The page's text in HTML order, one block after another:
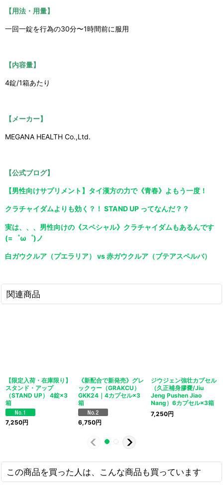
【用法・用量】
一回一錠を行為の30分〜1時間前に服用
【内容量】
4錠/1箱あたり
【メーカー】
MEGANA HEALTH Co.,Ltd.
【公式ブログ】
【男性向けサプリメント】タイ漢方の力で《青春》よもう一度！
クラチャイダムよりも効く？！ STAND UP ってなんだ？？
実は、、、男性向けの《スペシャル》クラチャイダムもあるんです
(=゜ω゜)ノ
白ガウクルア（プエラリア） vs 赤ガウクルア（ブテアスペルバ）
関連商品
【限定入荷・在庫限り】
スタンド・アップ
（STAND UP） 4錠×3
箱
7,250円
《新配合で新発売》グレ
ックゥー（GRAKCU）
GKK24｜4カプセル×3
箱
6,750円
ジウジェン強壮カプセル
（久正補身膠嚢/Jiu
Jeng Pushen Jiao
Nang）6カプセル×3箱
7,250円
この商品を買った人は、こんな商品も買っています